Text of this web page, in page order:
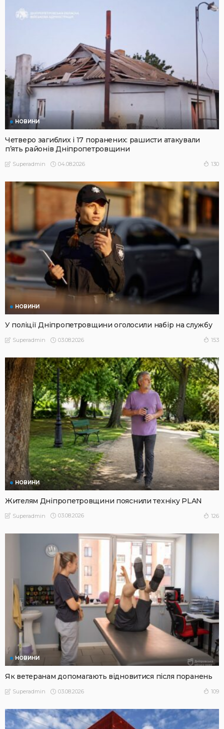
НОВИНИ
Четверо загиблих і 17 поранених: рашисти атакували
п’ять районів Дніпропетровщини
Superadmin 04.08.2026 130
НОВИНИ
У поліції Дніпропетровщини оголосили набір на службу
Superadmin 03.08.2026 153
НОВИНИ
Жителям Дніпропетровщини пояснили техніку PLAN
Superadmin 03.08.2026 126
НОВИНИ
Як ветеранам допомагають відновитися після поранень
Superadmin 03.08.2026 109